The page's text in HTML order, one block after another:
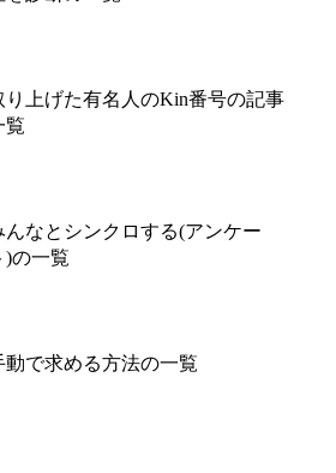
り上げた有名人のKin番号の記事
覧
んなとシンクロする(アンケー
)の一覧
動で求める方法の一覧